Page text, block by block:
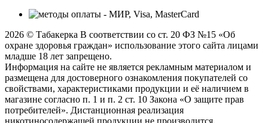
2026 © Табакерка В соответствии со ст. 20 ФЗ №15 «Об
охране здоровья граждан» использование этого сайта лицами
младше 18 лет запрещено.
Информация на сайте не является рекламным материалом и
размещена для достоверного ознакомления покупателей со
свойствами, характеристиками продукции и её наличием в
магазине согласно п. 1 и п. 2 ст. 10 Закона «О защите прав
потребителей». Дистанционная реализация